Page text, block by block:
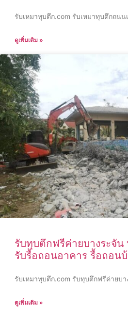
รับเหมาทุบตึก.com รับเหมาทุบตึกถนน
ดูเพิ่มเติม »
รับทุบตึกฟรีค่ายบางระจัน
รับรื้อถอนอาคาร รื้อถอน
รับเหมาทุบตึก.com รับทุบตึกฟรีค่ายบา
ดูเพิ่มเติม »